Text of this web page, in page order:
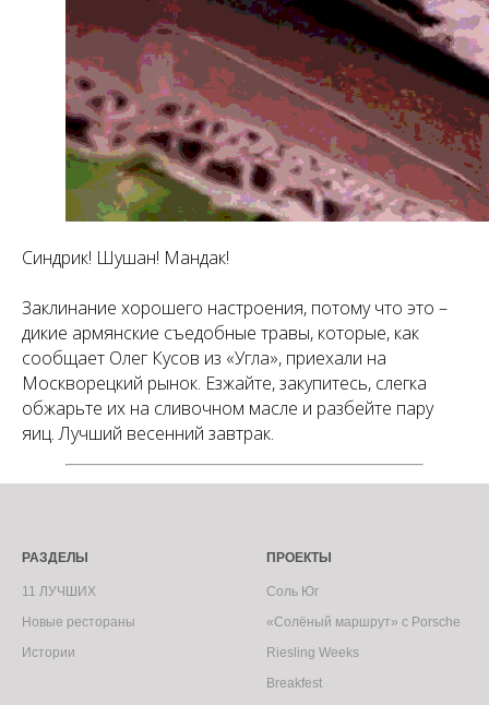
Синдрик! Шушан! Мандак!
Заклинание хорошего настроения, потому что это –
дикие армянские съедобные травы, которые, как
сообщает Олег Кусов из «Угла», приехали на
Москворецкий рынок. Езжайте, закупитесь, слегка
обжарьте их на сливочном масле и разбейте пару
яиц. Лучший весенний завтрак.
РАЗДЕЛЫ
11 ЛУЧШИХ
Новые рестораны
Истории
ПРОЕКТЫ
Соль Юг
«Солёный маршрут» с Porsche
Riesling Weeks
Breakfest